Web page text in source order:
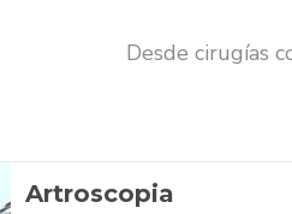
Desde cirugías
Artroscopia